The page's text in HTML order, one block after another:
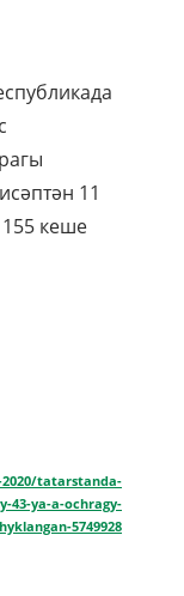
11
кеше
tatarstanda-
43-ya-a-ochragy-
5749928